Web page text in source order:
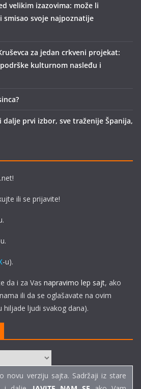
velikim izazovima: može li
smisao svoje najpoznatije
za jedan crkveni projekat:
kulturnom nasleđu i
dalje prvi izbor, sve traženije Španija,
ili se prijavite!
-u).
da i za Vas napravimo lep sajt, ako
ili da se oglašavate na ovim
ljudi svakog dana).
novu verziju sajta. Sadržaji iz stare